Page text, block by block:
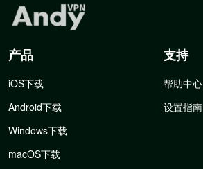
产品
iOS下载
Android下载
Windows下载
macOS下载
支持
帮助中心
设置指南